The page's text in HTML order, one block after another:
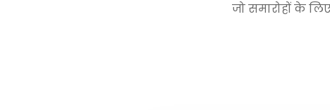
जो समारोहों के